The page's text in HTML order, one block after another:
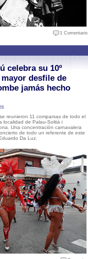
1 Comentario
celebra su 10º
desfile de
jamás hecho
reunieron 11 comparsas de todo el
localidad de Palau-Solità i
Una concentración carnavalera
de todo un referente de este
Da Luz.